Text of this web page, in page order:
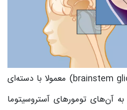
گلیومای ساقه مغز (brainstem gliomas) معمولا با دسته‌ای
به آن‌های تومورهای آستروسیتوما